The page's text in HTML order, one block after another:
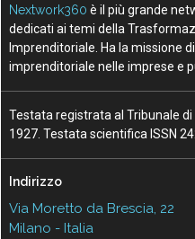
Nextwork360 è il più grande
dedicati ai temi della
Imprenditoriale. Ha la missione
imprenditoriale nelle imprese e
Testata registrata al Tribunale
1927. Testata scientifica ISSN
Indirizzo
Via Moretto da Brescia, 22
Milano - Italia